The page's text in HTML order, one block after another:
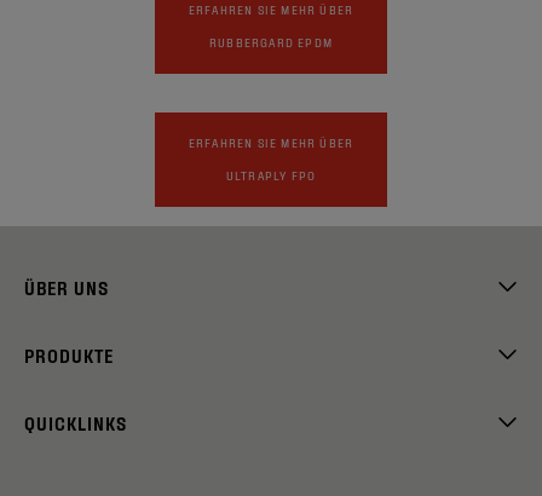
ERFAHREN SIE MEHR ÜBER
RUBBERGARD EPDM
ERFAHREN SIE MEHR ÜBER
ULTRAPLY FPO
ÜBER UNS
PRODUKTE
QUICKLINKS